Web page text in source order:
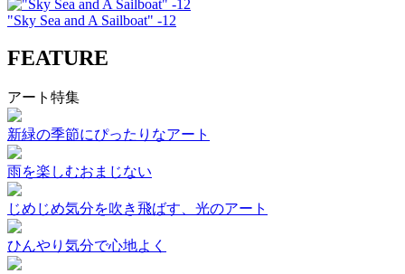
"Sky Sea and A Sailboat" -12
FEATURE
アート特集
新緑の季節にぴったりなアート
雨を楽しむおまじない
じめじめ気分を吹き飛ばす、光のアート
ひんやり気分で心地よく